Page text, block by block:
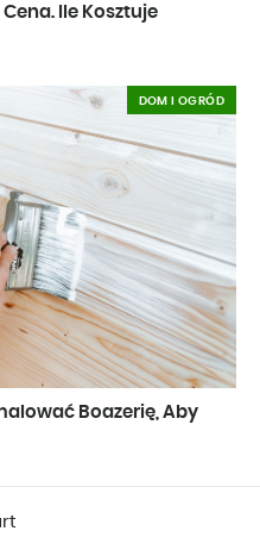
Ile Kosztuje
Boazerię, Aby
DOM I OGRÓD